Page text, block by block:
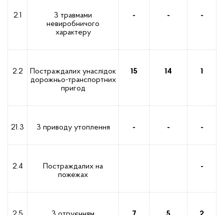
2.1
З травмами
невиробничого
характеру
- - -
2.2
Постраждалих унаслідок
дорожньо-транспортних
пригод
15 14 1
21.3 З приводу утоплення - - -
2.4
Постраждалих на
пожежах
-